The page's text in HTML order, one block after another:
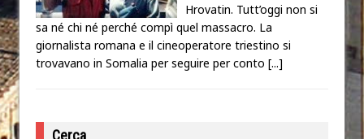
Hrovatin. Tutt’oggi non si
sa né chi né perché compì quel massacro. La
giornalista romana e il cineoperatore triestino si
trovavano in Somalia per seguire per conto [...]
Cerca